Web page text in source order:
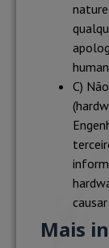
C)
Mais